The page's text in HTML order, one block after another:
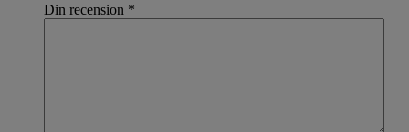
Din recension *